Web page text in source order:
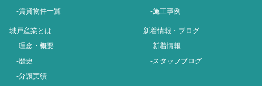
-賃貸物件一覧
-施工事例
城戸産業とは
-理念・概要
-歴史
-分譲実績
新着情報・ブログ
-新着情報
-スタッフブログ